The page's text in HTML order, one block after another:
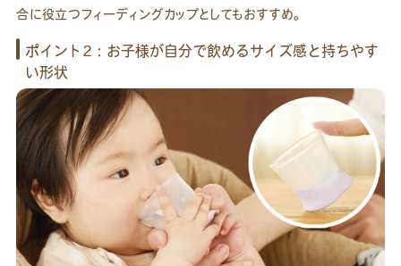
合に役立つフィーディングカップとしてもおすすめ。
ポイント2：お子様が自分で飲めるサイズ感と持ちやす
い形状